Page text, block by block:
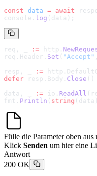
const data = await
console. log (data);
req, _ := http.
req.Header. Set ( "Accept"
resp, _
:=
defer resp.Body. Close ()
data, _
:= io. ReadAll
fmt. Println ( string
Fülle die Parameter oben aus
Klick Senden um hier eine
Antwort
200 OK